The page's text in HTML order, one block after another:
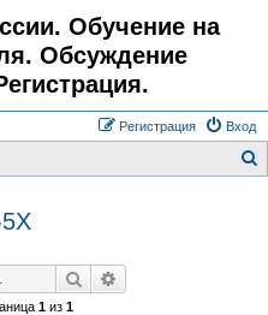
Обучение на
Обсуждение
Вход
Регистрация
Поиск
1 из 1